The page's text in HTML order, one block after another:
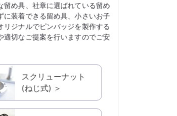
め具、社章に選ばれている留め
に装着できる留め具、小さいお子
ジナルでピンバッジを製作する
適切なご提案を行いますのでご安
スクリューナット
(ねじ式) ＞